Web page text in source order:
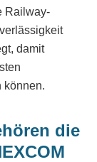
Railway-
damit
können.
die